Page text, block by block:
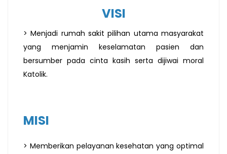
VISI
> Menjadi rumah sakit pilihan utama masyarakat
yang menjamin keselamatan pasien dan
bersumber pada cinta kasih serta dijiwai moral
Katolik.
MISI
> Memberikan pelayanan kesehatan yang optimal